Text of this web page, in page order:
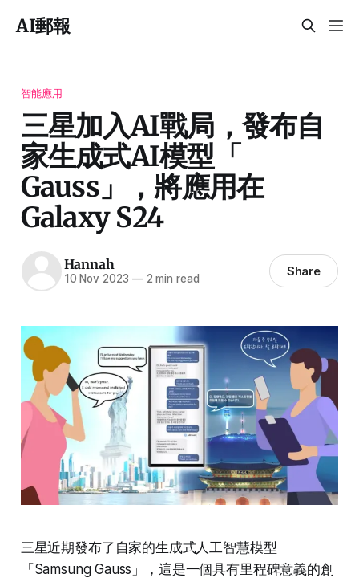
AI郵報
智能應用
三星加入AI戰局，發布自
家生成式AI模型「
Gauss」，將應用在
Galaxy S24
Hannah
10 Nov 2023 —2 min read Share
三星近期發布了自家的生成式人工智慧模型
「Samsung Gauss」，這是一個具有里程碑意義的創